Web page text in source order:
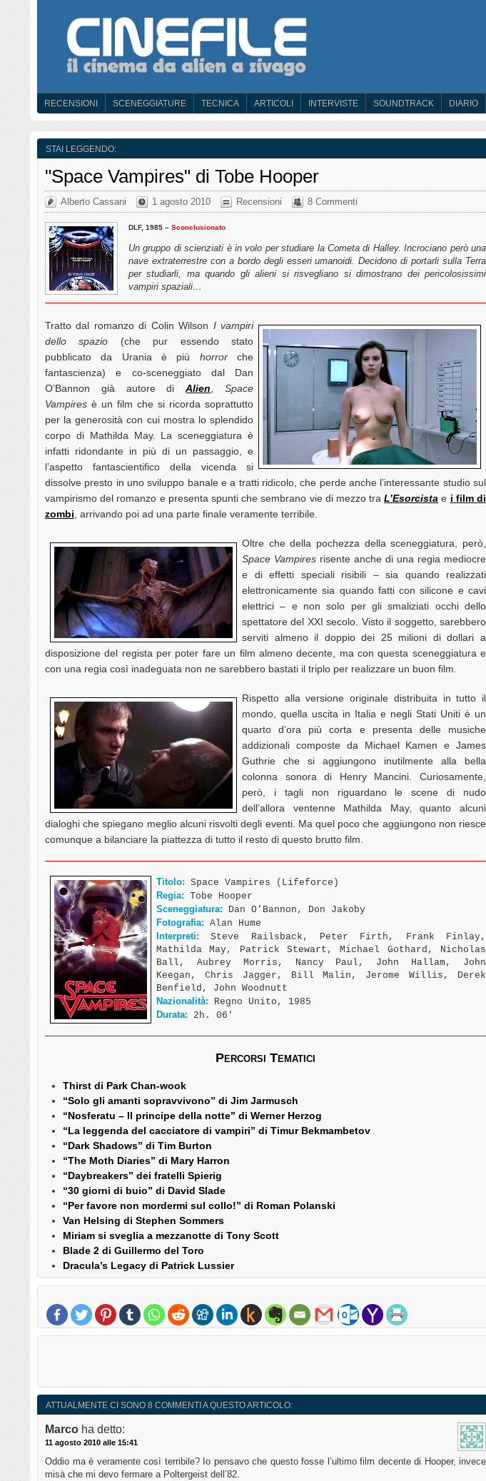
RECENSIONI SCENEGGIATURE TECNICA ARTICOLI INTERVISTE SOUNDTRACK DIARIO
STAI LEGGENDO:
"Space Vampires" di Tobe Hooper
Alberto Cassani 1 agosto 2010 Recensioni 8 Commenti
DLF, 1985 – Sconclusionato
Un gruppo di scienziati è in volo per studiare la Cometa di Halley. Incrociano però una
nave extraterrestre con a bordo degli esseri umanoidi. Decidono di portarli sulla Terra
per studiarli, ma quando gli alieni si risvegliano si dimostrano dei pericolosissimi
vampiri spaziali…
Tratto dal romanzo di Colin Wilson I vampiri
dello spazio (che pur essendo stato
pubblicato da Urania è più horrorche
fantascienza) e co-sceneggiato dal Dan
O’Bannon già autore diAlien ,Space
Vampires è un film che si ricorda soprattutto
per la generosità con cui mostra lo splendido
corpo di Mathilda May. La sceneggiatura è
infatti ridondante in più di un passaggio, e
l’aspetto fantascientifico della vicenda si
dissolve presto in uno sviluppo banale e a tratti ridicolo, che perde anche l’interessante studio sul
vampirismo del romanzo e presenta spunti che sembrano vie di mezzo traL’Esorcista e i film di
zombi , arrivando poi ad una parte finale veramente terribile.
Oltre che della pochezza della sceneggiatura, però,
Space Vampires risente anche di una regia mediocre
e di effetti speciali risibili – sia quando realizzati
elettronicamente sia quando fatti con silicone e cavi
elettrici – e non solo per gli smaliziati occhi dello
spettatore del XXI secolo. Visto il soggetto, sarebbero
serviti almeno il doppio dei 25 milioni di dollari a
disposizione del regista per poter fare un film almeno decente, ma con questa sceneggiatura e
con una regia così inadeguata non ne sarebbero bastati il triplo per realizzare un buon film.
Rispetto alla versione originale distribuita in tutto il
mondo, quella uscita in Italia e negli Stati Uniti è un
quarto d’ora più corta e presenta delle musiche
addizionali composte da Michael Kamen e James
Guthrie che si aggiungono inutilmente alla bella
colonna sonora di Henry Mancini. Curiosamente,
però, i tagli non riguardano le scene di nudo
dell’allora ventenne Mathilda May, quanto alcuni
dialoghi che spiegano meglio alcuni risvolti degli eventi. Ma quel poco che aggiungono non riesce
comunque a bilanciare la piattezza di tutto il resto di questo brutto film.
Titolo: Space Vampires (Lifeforce)
Regia: Tobe Hooper
Sceneggiatura: Dan O’Bannon, Don Jakoby
Fotografia: Alan Hume
Interpreti: Steve Railsback, Peter Firth, Frank Finlay,
Mathilda May, Patrick Stewart, Michael Gothard, Nicholas
Ball, Aubrey Morris, Nancy Paul, John Hallam, John
Keegan, Chris Jagger, Bill Malin, Jerome Willis, Derek
Benfield, John Woodnutt
Nazionalità: Regno Unito, 1985
Durata: 2h. 06′
Percorsi Tematici
Thirst di Park Chan-wook
“Solo gli amanti sopravvivono” di Jim Jarmusch
“Nosferatu – Il principe della notte” di Werner Herzog
“La leggenda del cacciatore di vampiri” di Timur Bekmambetov
“Dark Shadows” di Tim Burton
“The Moth Diaries” di Mary Harron
“Daybreakers” dei fratelli Spierig
“30 giorni di buio” di David Slade
“Per favore non mordermi sul collo!” di Roman Polanski
Van Helsing di Stephen Sommers
Miriam si sveglia a mezzanotte di Tony Scott
Blade 2 di Guillermo del Toro
Dracula’s Legacy di Patrick Lussier
ATTUALMENTE CI SONO 8 COMMENTI A QUESTO ARTICOLO:
Marco ha detto:
11 agosto 2010 alle 15:41
Oddio ma è veramente così terribile? Io pensavo che questo fosse l’ultimo film decente di Hooper, invece
misà che mi devo fermare a Poltergeist dell’82.